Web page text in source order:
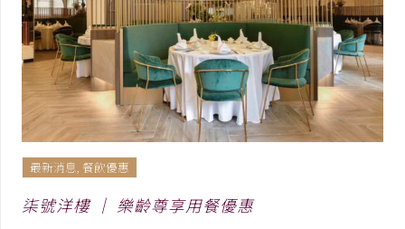
最新消息, 餐飲優惠
柒號洋樓 │ 樂齡尊享用餐優惠